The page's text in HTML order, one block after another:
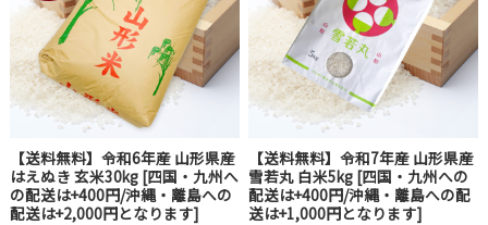
【送料無料】令和6年産 山形県産
はえぬき 玄米30kg [四国・九州へ
の配送は+400円/沖縄・離島への
配送は+2,000円となります]
【送料無料】令和7年産 山形県産
雪若丸 白米5kg [四国・九州への
配送は+400円/沖縄・離島への配
送は+1,000円となります]